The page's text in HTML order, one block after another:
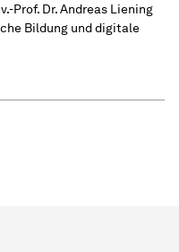
Prof. Dr. Andreas Liening
Bildung und digitale